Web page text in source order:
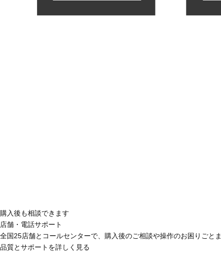
購入後も相談できます
店舗・電話サポート
全国25店舗とコールセンターで、購入後のご相談や操作のお困りごと
品質とサポートを詳しく見る